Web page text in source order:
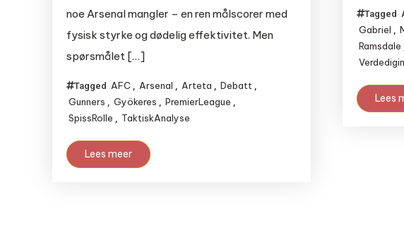
noe Arsenal mangler – en ren målscorer med
fysisk styrke og dødelig effektivitet. Men
spørsmålet […]
Tagged AFC , Arsenal , Arteta , Debatt ,
Gunners , Gyökeres , PremierLeague ,
SpissRolle , TaktiskAnalyse
Lees meer
Tagged
Gabriel ,
Ramsdale
Lees